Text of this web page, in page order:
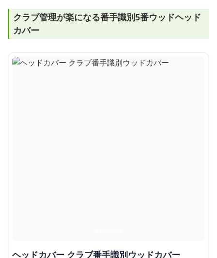
クラブ管理が楽になる番手識別5番ウッドヘッド
カバー
ヘッドカバー クラブ番手識別ウッドカバー